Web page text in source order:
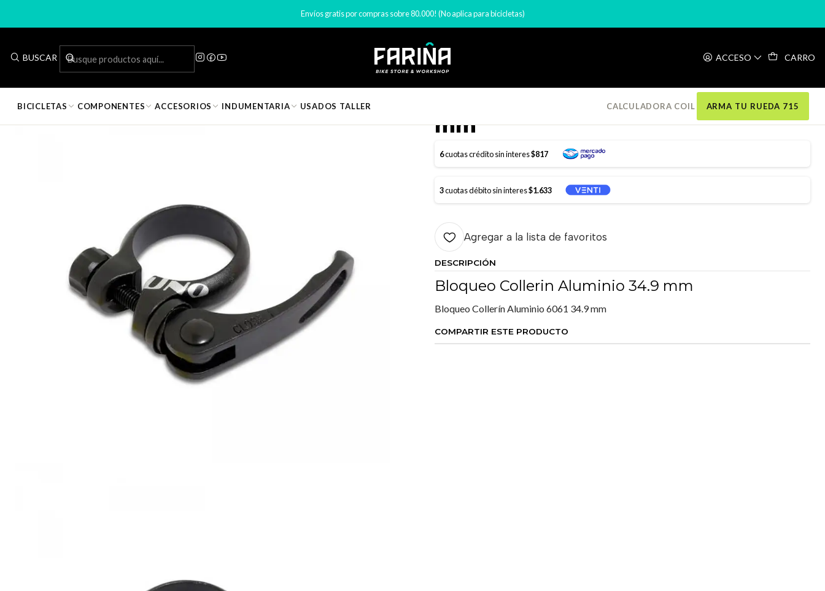
BUSCAR ACCESO CARRO
Envíos gratis por compras sobre 80.000! (No aplica para bicicletas)
Inicio Bloqueo Collerin UNO Aluminio 34.9 mm
|
Bloqueo Collerin UNO Aluminio 34.9
mm
6cuotas crédito sin interes$817
3cuotas débito sin interes$1.633
Agregar a la lista de favoritos
DESCRIPCIÓN
Bloqueo Collerin Aluminio 34.9 mm
Bloqueo Collerín Aluminio 6061 34.9 mm
COMPARTIR ESTE PRODUCTO
BICICLETAS COMPONENTES ACCESORIOS INDUMENTARIA USADOS TALLER CALCULADORA COIL ARMA TU RUEDA 715